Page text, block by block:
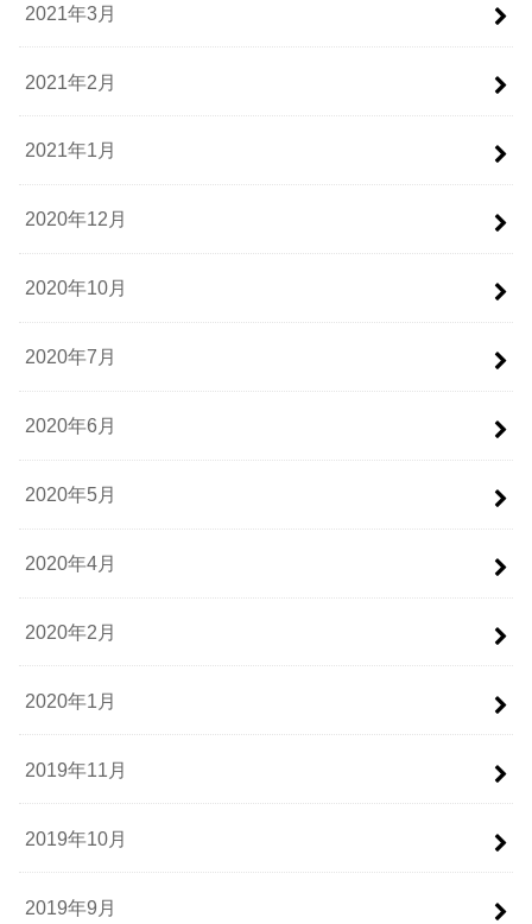
2021年3月
2021年2月
2021年1月
2020年12月
2020年10月
2020年7月
2020年6月
2020年5月
2020年4月
2020年2月
2020年1月
2019年11月
2019年10月
2019年9月